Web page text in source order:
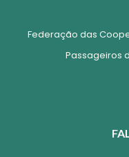
Federação das
Passageiros